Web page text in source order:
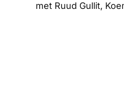
met Ruud Gullit,